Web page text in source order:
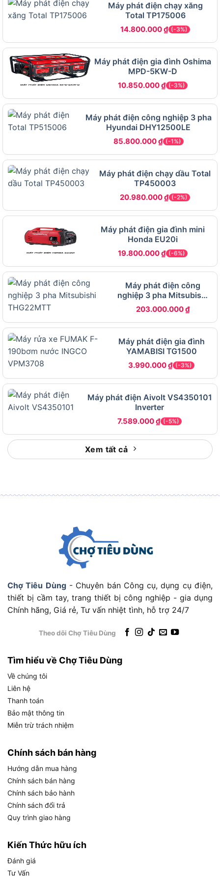
Bảng điều khiển trực quan, bố trí gọn gàng,
giúp người không chuyên cũng dễ sử dụng.
Đặc biệt, trọng lượng vừa phải (~45kg) giúp máy
đủ chắc chắn để đứng vững trong khi vận hành
nhưng vẫn dễ dàng để di chuyển nếu cần thiết.
Ứng dụng linh hoạt – Từ hộ gia đình
đến công trình nhỏ
Ứng dụng linh hoạt – Từ hộ gia đình đến công trình nhỏ
Dành cho hộ gia đình:
Cấp điện cho tủ lạnh, máy giặt, tivi, máy bơm,
Phù hợp cho nhà phố, vùng ngoại ô hoặc khu
vực nông thôn nơi điện lưới không ổn định.
Sử dụng trong công trình nhỏ, xưởng sản xuất:
Vận hành máy khoan, máy cắt, đèn chiếu sáng
hoặc các thiết bị điện dân dụng tại công
công xây dựng quy mô nhỏ.
Đảm bảo hoạt động của đèn, tủ đông, máy tính
tiền hoặc hệ thống quạt, máy lạnh mini trong
giờ cao điểm mất điện.
Hệ thống điều chỉnh điện áp AVR –
Bảo vệ thiết bị kết nối
Hệ thống điều chỉnh điện áp AVR – Bảo vệ thiết bị kết
Không thể không nhắc đến hệ thống ổn áp điện tử
AVR:
Máy phát điện chạy xăng
Total TP175006
14.800.000₫ (-3%)
Máy phát điện gia đình Oshima
MPD-5KW-D
10.850.000₫ (-3%)
Máy phát điện công nghiệp 3 pha
Hyundai DHY12500LE
85.800.000₫ (-1%)
Máy phát điện chạy dầu Total
TP450003
20.980.000₫ (-2%)
Máy phát điện gia đình mini
Honda EU20i
19.800.000₫ (-6%)
Máy phát điện công
nghiệp 3 pha Mitsubishi
THG22MTT
203.000.000₫
Máy phát điện gia đình
YAMABISI TG1500
3.990.000₫ (-3%)
Máy phát điện Aivolt VS4350101
Inverter
7.589.000₫ (-5%)
Xem tất cả
Chợ Tiêu Dùng- Chuyên bán Công cụ, dụng cụ điện,
thiết bị cầm tay, trang thiết bị công nghiệp - gia dụng
Chính hãng, Giá rẻ, Tư vấn nhiệt tình, hỗ trợ 24/7
Theo dõi Chợ Tiêu Dùng
Tìm hiểu về Chợ Tiêu Dùng
Về chúng tôi
Liên hệ
Thanh toán
Bảo mật thông tin
Miễn trừ trách nhiệm
Chính sách bán hàng
Hướng dẫn mua hàng
Chính sách bán hàng
Chính sách bảo hành
Chính sách đổi trả
Quy trình giao hàng
Kiến Thức hữu ích
Đánh giá
Tư Vấn